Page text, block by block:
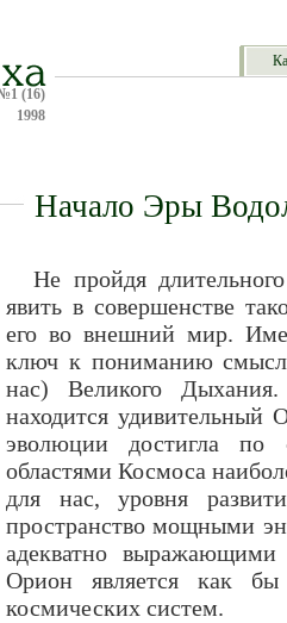
(16)
1998
Начало Эры
Не пройдя
явить в совершенстве
его во внешний мир.
ключ к пониманию
нас) Великого
находится удивительный
эволюции достигла
областями Космоса
для нас, уровня
пространство мощными
адекватно
Орион является как
космических систем.